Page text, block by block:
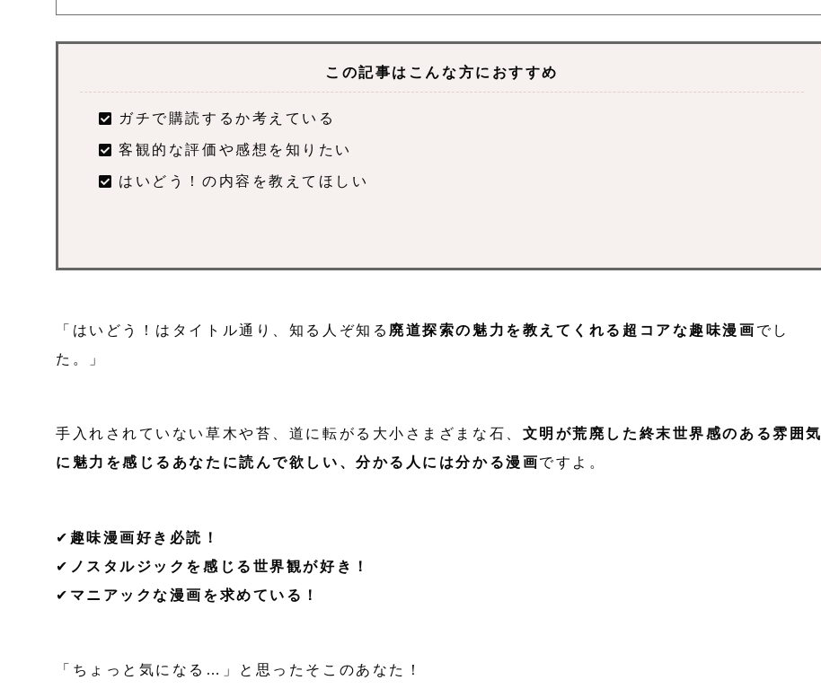
この記事はこんな方におすすめ
ガチで購読するか考えている
客観的な評価や感想を知りたい
はいどう！の内容を教えてほしい
「はいどう！はタイトル通り、知る人ぞ知る 廃道探索の魅力を教えてくれる超コアな趣味漫画 でし
た。」
手入れされていない草木や苔、道に転がる大小さまざまな石、 文明が荒廃した終末世界感のある雰囲気
に魅力を感じるあなたに読んで欲しい、分かる人には分かる漫画 ですよ。
✔ 趣味漫画好き必読！
✔ ノスタルジックを感じる世界観が好き！
✔ マニアックな漫画を求めている！
「ちょっと気になる…」と思ったそこのあなた！